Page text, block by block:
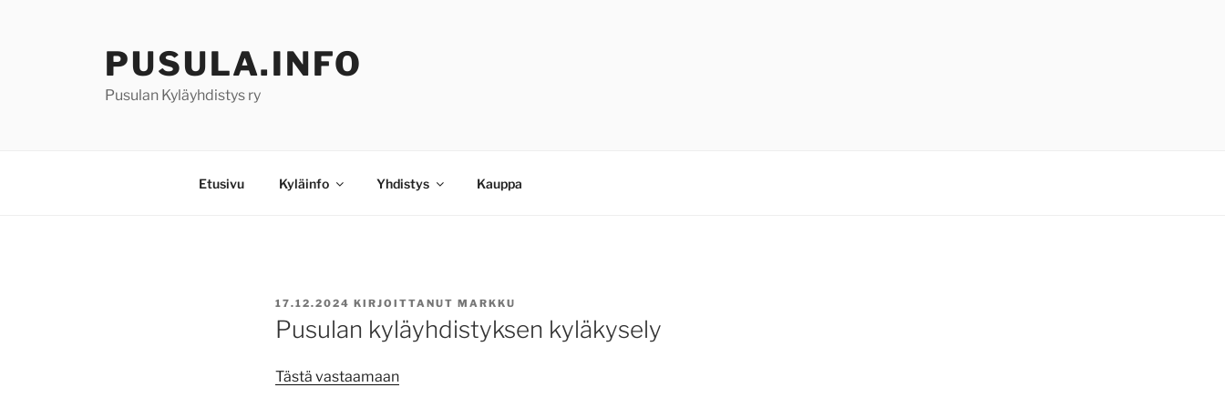
PUSULA.INFO
Pusulan Kyläyhdistys ry
Etusivu Kyläinfo Yhdistys Kauppa
JULKAISTU
17.12.2024 KIRJOITTANUT MARKKU
Pusulan kyläyhdistyksen kyläkysely
Tästä vastaamaan